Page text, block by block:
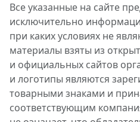
Все указанные на сайте
исключительно
при каких условиях не
материалы взяты из
и официальных сайтов
и логотипы являются
товарными знаками и
соответствующим